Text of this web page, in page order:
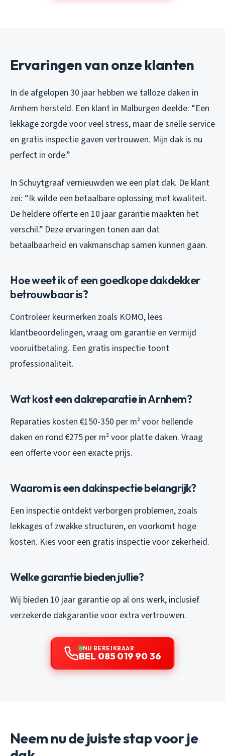
Ervaringen van onze klanten
In de afgelopen 30 jaar hebben we talloze daken in
Arnhem hersteld. Een klant in Malburgen deelde: “Een
lekkage zorgde voor veel stress, maar de snelle service
en gratis inspectie gaven vertrouwen. Mijn dak is nu
perfect in orde.”
In Schuytgraaf vernieuwden we een plat dak. De klant
zei: “Ik wilde een betaalbare oplossing met kwaliteit.
De heldere offerte en 10 jaar garantie maakten het
verschil.” Deze ervaringen tonen aan dat
betaalbaarheid en vakmanschap samen kunnen gaan.
Hoe weet ik of een goedkope dakdekker
betrouwbaar is?
Controleer keurmerken zoals KOMO, lees
klantbeoordelingen, vraag om garantie en vermijd
vooruitbetaling. Een gratis inspectie toont
professionaliteit.
Wat kost een dakreparatie in Arnhem?
Reparaties kosten €150-350 per m² voor hellende
daken en rond €275 per m² voor platte daken. Vraag
een offerte voor een exacte prijs.
Waarom is een dakinspectie belangrijk?
Een inspectie ontdekt verborgen problemen, zoals
lekkages of zwakke structuren, en voorkomt hoge
kosten. Kies voor een gratis inspectie voor zekerheid.
Welke garantie bieden jullie?
Wij bieden 10 jaar garantie op al ons werk, inclusief
verzekerde dakgarantie voor extra vertrouwen.
NU BEREIKBAAR
BEL 085 019 90 36
Neem nu de juiste stap voor je